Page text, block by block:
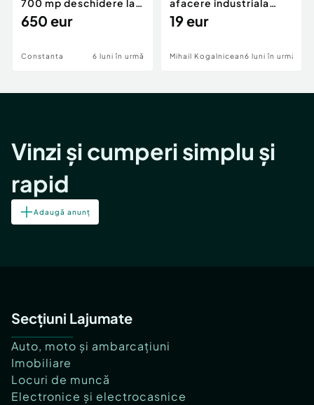
700 mp deschidere la
D24 si D25
650 eur
Constanta 6 luni în urmă
afacere industriala
deschidere 71 ml la
19 eur
Mihail Kogalniceanu6 luni în urmă
Vinzi și cumperi simplu și
rapid
Adaugă anunț
Secțiuni Lajumate
Auto, moto și ambarcațiuni
Imobiliare
Locuri de muncă
Electronice și electrocasnice